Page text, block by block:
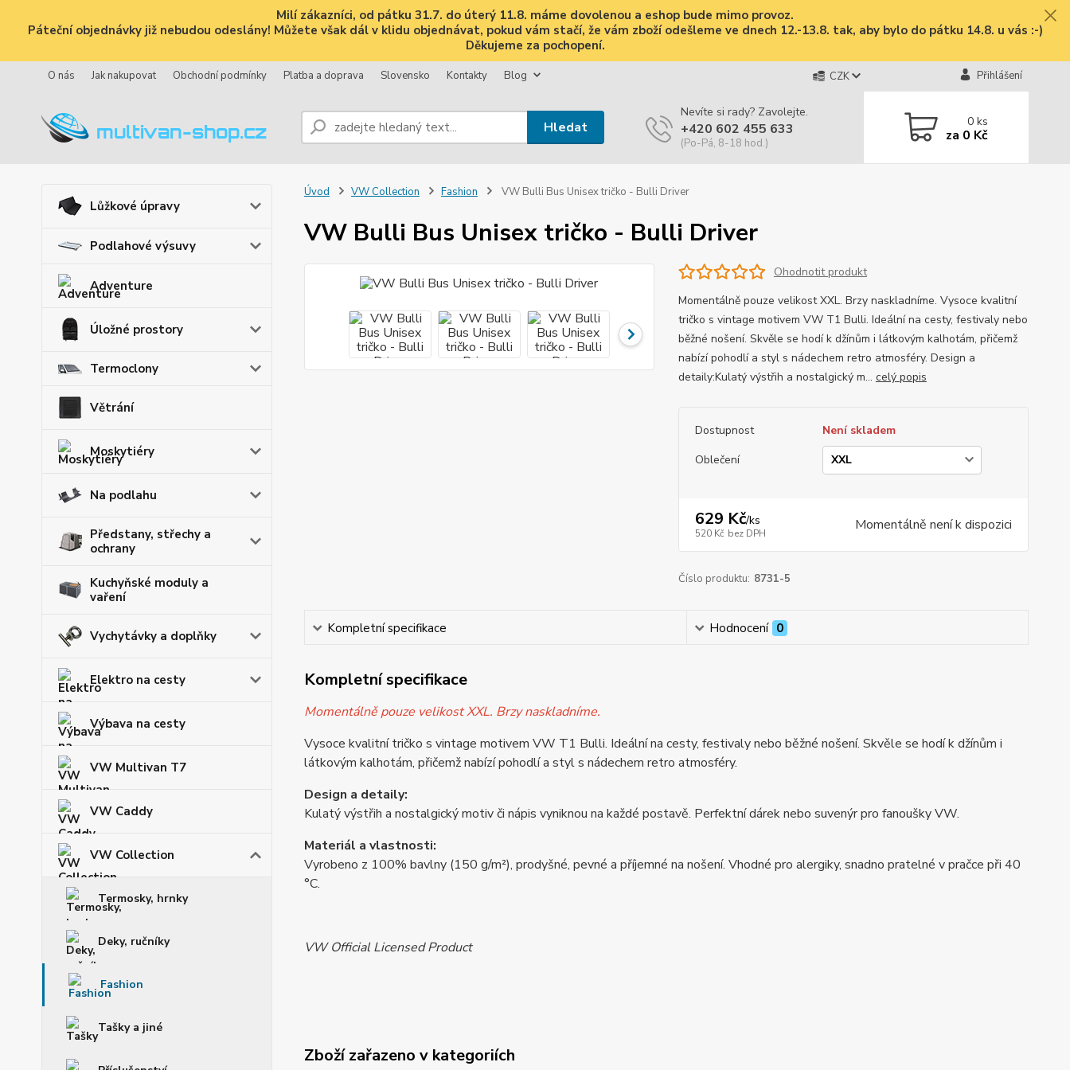
Milí zákazníci, od pátku 31.7. do úterý 11.8. máme dovolenou a eshop bude mimo provoz.
Páteční objednávky již nebudou odeslány! Můžete však dál v klidu objednávat, pokud vám stačí, že vám zboží odešleme ve dnech 12.-13.8. tak, aby bylo do pátku 14.8. u vás :-)
Děkujeme za pochopení.
O nás Jak nakupovat Obchodní podmínky Platba a doprava Slovensko Kontakty Blog CZK Přihlášení
Hledat
Nevíte si rady? Zavolejte.
+420 602 455 633
(Po-Pá, 8-18 hod.)
0ks
za 0 Kč
Lůžkové úpravy
Podlahové výsuvy
Adventure
Úložné prostory
Termoclony
Větrání
Moskytiéry
Na podlahu
Předstany, střechy a
ochrany
Kuchyňské moduly a
vaření
Vychytávky a doplňky
Elektro na cesty
Výbava na cesty
VW Multivan T7
VW Caddy
VW Collection
Termosky, hrnky
Deky, ručníky
Fashion
Tašky a jiné
Úvod VW Collection Fashion VW Bulli Bus Unisex tričko - Bulli Driver
VW Bulli Bus Unisex tričko - Bulli Driver
Ohodnotit produkt
Momentálně pouze velikost XXL. Brzy naskladníme. Vysoce kvalitní
tričko s vintage motivem VW T1 Bulli. Ideální na cesty, festivaly nebo
běžné nošení. Skvěle se hodí k džínům i látkovým kalhotám, přičemž
nabízí pohodlí a styl s nádechem retro atmosféry. Design a
detaily:Kulatý výstřih a nostalgický m... celý popis
Dostupnost
Není skladem
Oblečení
629 Kč/ks
520 Kč bez DPH Momentálně není k dispozici
Číslo produktu: 8731-5
Kompletní specifikace Hodnocení 0
Kompletní specifikace
Momentálně pouze velikost XXL. Brzy naskladníme.
Vysoce kvalitní tričko s vintage motivem VW T1 Bulli. Ideální na cesty, festivaly nebo běžné nošení. Skvěle se hodí k džínům i
látkovým kalhotám, přičemž nabízí pohodlí a styl s nádechem retro atmosféry.
Design a detaily:
Kulatý výstřih a nostalgický motiv či nápis vyniknou na každé postavě. Perfektní dárek nebo suvenýr pro fanoušky VW.
Materiál a vlastnosti:
Vyrobeno z 100% bavlny (150 g/m²), prodyšné, pevné a příjemné na nošení. Vhodné pro alergiky, snadno pratelné v pračce při 40
°C.
VW Official Licensed Product
Zboží zařazeno v kategoriích